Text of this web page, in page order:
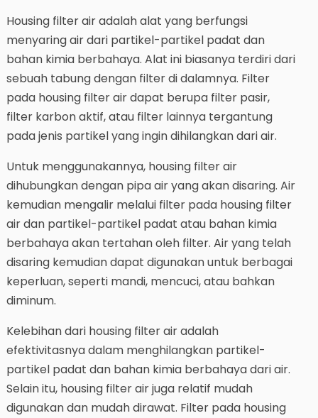
Housing filter air adalah alat yang berfungsi
menyaring air dari partikel-partikel padat dan
bahan kimia berbahaya. Alat ini biasanya terdiri dari
sebuah tabung dengan filter di dalamnya. Filter
pada housing filter air dapat berupa filter pasir,
filter karbon aktif, atau filter lainnya tergantung
pada jenis partikel yang ingin dihilangkan dari air.
Untuk menggunakannya, housing filter air
dihubungkan dengan pipa air yang akan disaring. Air
kemudian mengalir melalui filter pada housing filter
air dan partikel-partikel padat atau bahan kimia
berbahaya akan tertahan oleh filter. Air yang telah
disaring kemudian dapat digunakan untuk berbagai
keperluan, seperti mandi, mencuci, atau bahkan
diminum.
Kelebihan dari housing filter air adalah
efektivitasnya dalam menghilangkan partikel-
partikel padat dan bahan kimia berbahaya dari air.
Selain itu, housing filter air juga relatif mudah
digunakan dan mudah dirawat. Filter pada housing